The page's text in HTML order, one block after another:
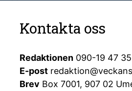
Kontakta oss
Redaktionen 090-19 47 35
E-post
Brev Box 7001, 907 02